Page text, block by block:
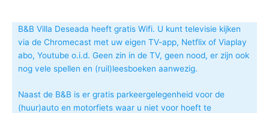
B&B Villa Deseada heeft gratis Wifi. U kunt televisie kijken
via de Chromecast met uw eigen TV-app, Netflix of Viaplay
abo, Youtube o.i.d. Geen zin in de TV, geen nood, er zijn ook
nog vele spellen en (ruil)leesboeken aanwezig.
Naast de B&B is er gratis parkeergelegenheid voor de
(huur)auto en motorfiets waar u niet voor hoeft te